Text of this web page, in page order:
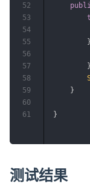
}
}
}
}
52
53
54
55
56
57
58
59
60
61
测试结果